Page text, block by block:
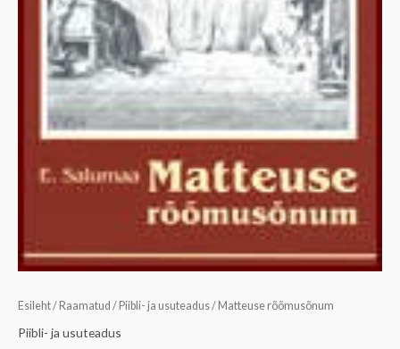
Esileht/ Raamatud / Piibli- ja usuteadus/ Matteuse rõõmusõnum
Piibli- ja usuteadus